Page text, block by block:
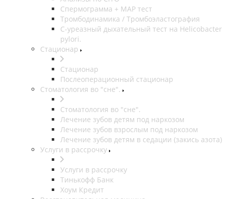
Спермограмма + МАР тест
Тромбодинамика / Тромбоэластография
С-уреазный дыхательный тест на Helicobacter
pylori.
Стационар
Стационар
Послеоперационный стационар
Стоматология во "сне".
Стоматология во "сне".
Лечение зубов детям под наркозом
Лечение зубов взрослым под наркозом
Лечение зубов детям в седации (закись азота)
Услуги в рассрочку
Услуги в рассрочку
Тинькофф Банк
Хоум Кредит